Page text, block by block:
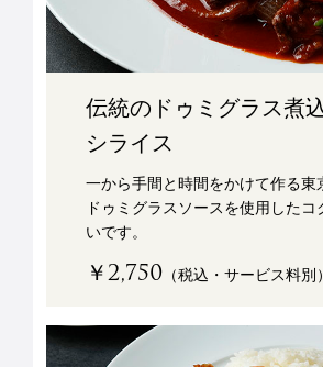
伝統のドゥミグラス煮
シライス
一から手間と時間をかけて作る東
ドゥミグラスソースを使用した
いです。
￥2,750 （税込・サービス料別）